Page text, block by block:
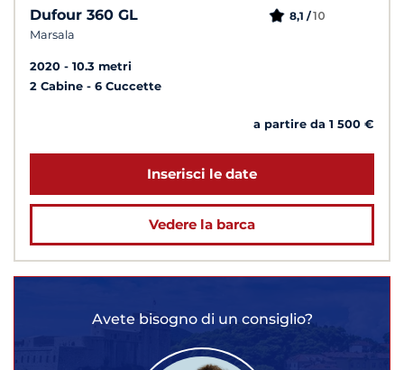
Dufour 360 GL
Marsala
8,1 /10
2020
10.3 metri
2 Cabine
6 Cuccette
a partire da 1 500 €
Inserisci le date
Vedere la barca
Avete bisogno di un consiglio?